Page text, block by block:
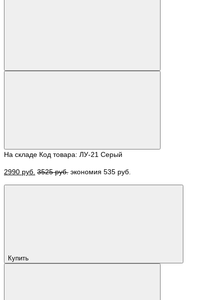
На складе Код товара: ЛУ-21 Серый
2990 руб. 3525 руб. экономия 535 руб.
Купить